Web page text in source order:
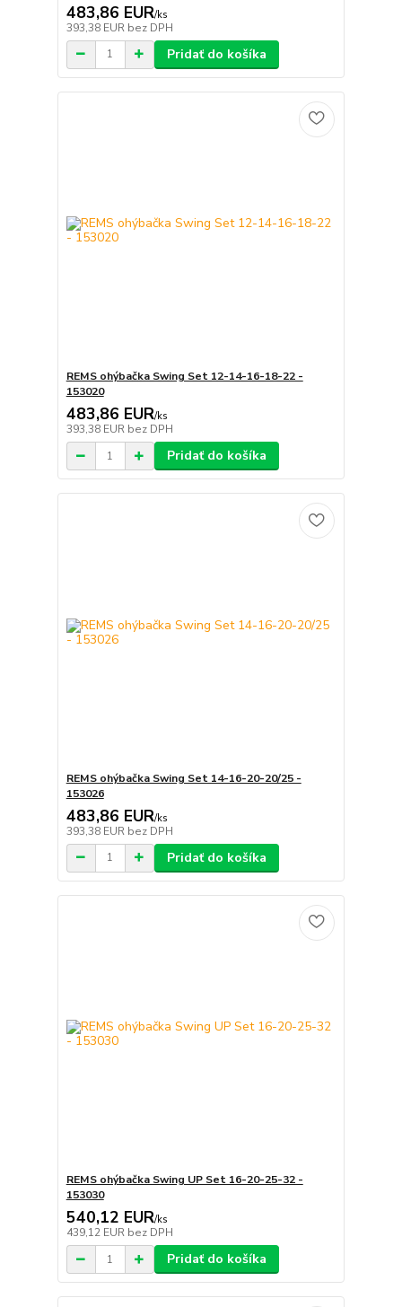
483,86 EUR/ks
393,38 EUR bez DPH
Pridať do košíka
REMS ohýbačka Swing Set 12-14-16-18-22 -
153020
483,86 EUR/ks
393,38 EUR bez DPH
Pridať do košíka
REMS ohýbačka Swing Set 14-16-20-20/25 -
153026
483,86 EUR/ks
393,38 EUR bez DPH
Pridať do košíka
REMS ohýbačka Swing UP Set 16-20-25-32 -
153030
540,12 EUR/ks
439,12 EUR bez DPH
Pridať do košíka